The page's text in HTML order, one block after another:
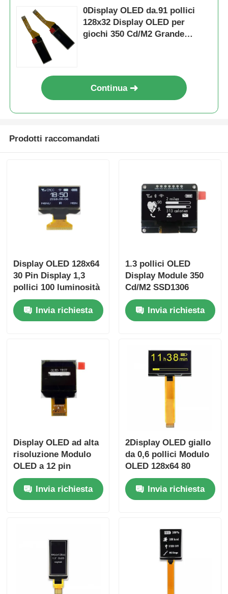
0Display OLED da.91 pollici
128x32 Display OLED per
giochi 350 Cd/M2 Grande
Continua
Prodotti raccomandati
Display OLED 128x64
30 Pin Display 1,3
pollici 100 luminosità
Driver IC SSD1306
Invia richiesta
1.3 pollici OLED
Display Module 350
Cd/M2 SSD1306
OLED Display 7 Pin
Spi Interface
Invia richiesta
Display OLED ad alta
risoluzione Modulo
OLED a 12 pin
Display OLED da 0,96
pollici Driver IC
SSD1317
Invia richiesta
2Display OLED giallo
da 0,6 pollici Modulo
OLED 128x64 80
Cd/m2 Driver IC
SSD1309Invia richiesta